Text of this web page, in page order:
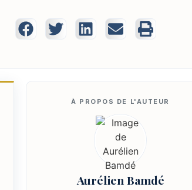
Aurélien Bamdé